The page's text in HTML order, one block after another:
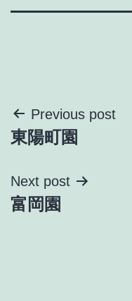
投
稿
ナ
ビ
Previous post
東陽町園
Next post
富岡園